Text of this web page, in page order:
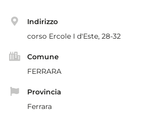
Indirizzo
corso Ercole I d'Este, 28-32
Comune
FERRARA
Provincia
Ferrara